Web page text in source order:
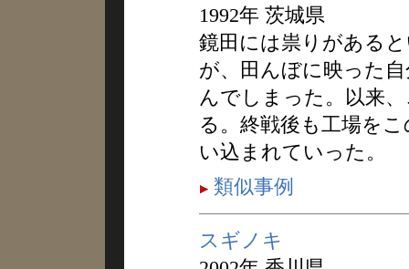
1992年 茨城県
鏡田には祟りがある
が、田んぼに映った
んでしまった。以来
る。終戦後も工場を
い込まれていった。
類似事例
スギノキ